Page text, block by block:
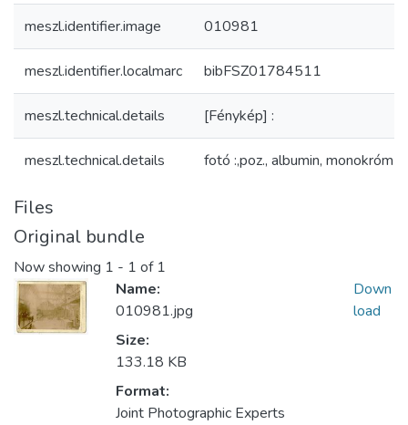
meszl.identifier.image 010981
meszl.identifier.localmarc bibFSZ01784511
meszl.technical.details [Fénykép] :
meszl.technical.details fotó :,poz., albumin, monokróm ;
Files
Original bundle
Now showing 1 - 1 of 1
Name:
010981.jpg
Size:
133.18 KB
Format:
Joint Photographic Experts
Down
load